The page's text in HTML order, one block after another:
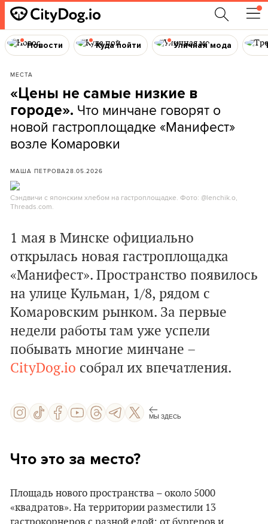
Новости Куда пойти Уличная мода
МЕСТА
«Цены не самые низкие в
городе». Что минчане говорят о
новой гастроплощадке «Манифест»
возле Комаровки
МАША ПЕТРОВА28.05.2026
Сэндвичи с японским хлебом на гастроплощадке. Фото: @lenchik.o,
Threads.com.
1 мая в Минске официально
открылась новая гастроплощадка
«Манифест». Пространство появилось
на улице Кульман, 1/8, рядом с
Комаровским рынком. За первые
недели работы там уже успели
побывать многие минчане –
CityDog.io собрал их впечатления.
МЫ ЗДЕСЬ
Что это за место?
Площадь нового пространства – около 5000
«квадратов». На территории разместили 13